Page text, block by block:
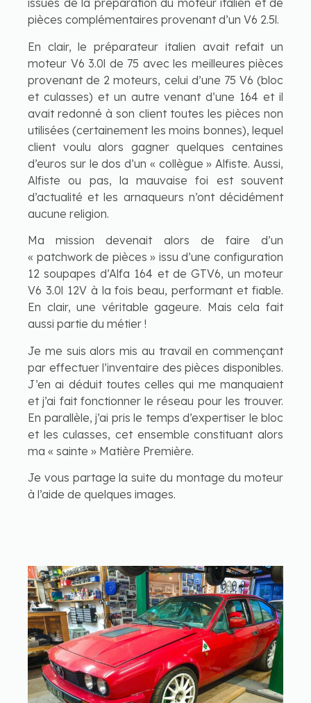
issues de la préparation du moteur italien et de
pièces complémentaires provenant d’un V6 2.5l.
En clair, le préparateur italien avait refait un
moteur V6 3.0l de 75 avec les meilleures pièces
provenant de 2 moteurs, celui d’une 75 V6 (bloc
et culasses) et un autre venant d’une 164 et il
avait redonné à son client toutes les pièces non
utilisées (certainement les moins bonnes), lequel
client voulu alors gagner quelques centaines
d’euros sur le dos d’un « collègue » Alfiste. Aussi,
Alfiste ou pas, la mauvaise foi est souvent
d’actualité et les arnaqueurs n’ont décidément
aucune religion.
Ma mission devenait alors de faire d’un
« patchwork de pièces » issu d’une configuration
12 soupapes d’Alfa 164 et de GTV6, un moteur
V6 3.0l 12V à la fois beau, performant et fiable.
En clair, une véritable gageure. Mais cela fait
aussi partie du métier !
Je me suis alors mis au travail en commençant
par effectuer l’inventaire des pièces disponibles.
J’en ai déduit toutes celles qui me manquaient
et j’ai fait fonctionner le réseau pour les trouver.
En parallèle, j’ai pris le temps d’expertiser le bloc
et les culasses, cet ensemble constituant alors
ma « sainte » Matière Première.
Je vous partage la suite du montage du moteur
à l’aide de quelques images.